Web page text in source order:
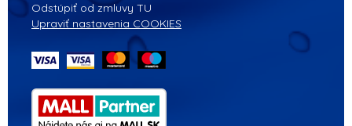
Odstúpiť od zmluvy TU
Upraviť nastavenia COOKIES